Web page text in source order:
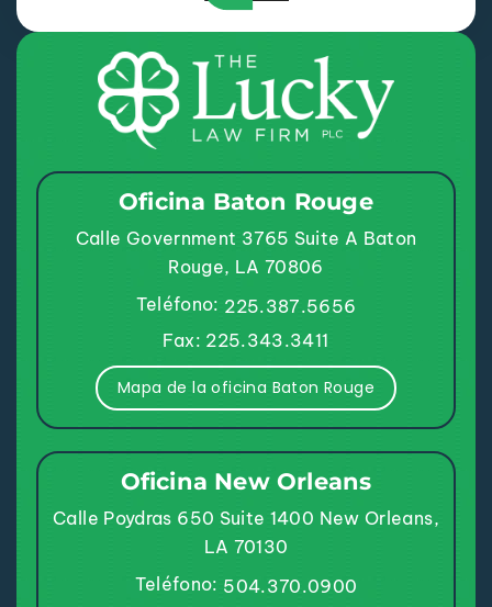
Oficina Baton Rouge
Calle Government 3765 Suite A Baton
Rouge, LA 70806
Teléfono: 225.387.5656
Fax: 225.343.3411
Mapa de la oficina Baton Rouge
Oficina New Orleans
Calle Poydras 650 Suite 1400 New Orleans,
LA 70130
Teléfono: 504.370.0900